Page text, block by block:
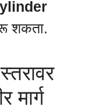
शकता.
मार्ग